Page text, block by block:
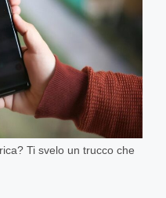
Ti svelo un trucco che